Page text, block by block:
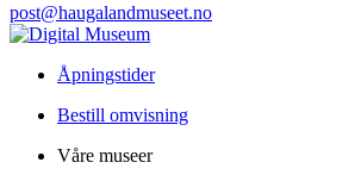
post@haugalandmuseet.no
Åpningstider
Bestill omvisning
Våre museer